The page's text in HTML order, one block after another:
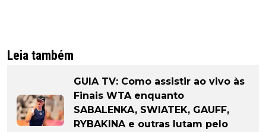
Leia também
GUIA TV: Como assistir ao vivo às
Finais WTA enquanto
SABALENKA, SWIATEK, GAUFF,
RYBAKINA e outras lutam pelo